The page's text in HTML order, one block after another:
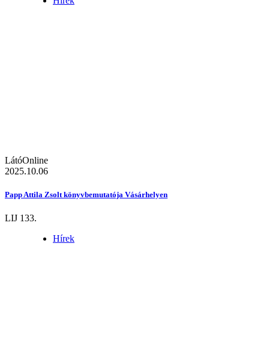
LátóOnline
2025.10.06
Papp Attila Zsolt könyvbemutatója Vásárhelyen
LIJ 133.
Hírek